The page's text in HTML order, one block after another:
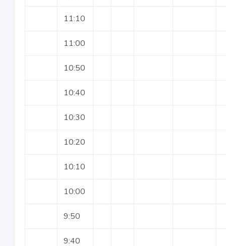
11:10
11:00
10:50
10:40
10:30
10:20
10:10
10:00
9:50
9:40